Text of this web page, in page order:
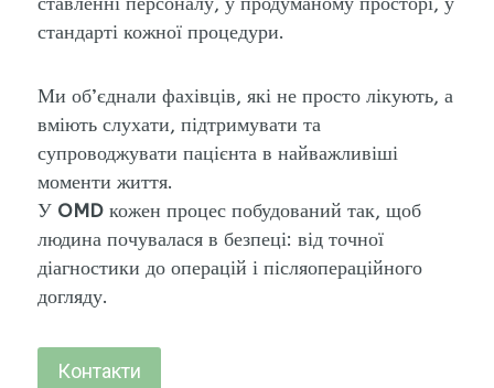
стандарті кожної процедури.
Ми об’єднали фахівців, які не просто лікують, а
вміють слухати, підтримувати та
супроводжувати пацієнта в найважливіші
моменти життя.
У OMD кожен процес побудований так, щоб
людина почувалася в безпеці: від точної
діагностики до операцій і післяопераційного
догляду.
Контакти